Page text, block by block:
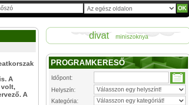
A
A
divat miniszoknya
PROGRAMKERESŐ
Időpont:
Helyszín:
Kategória: